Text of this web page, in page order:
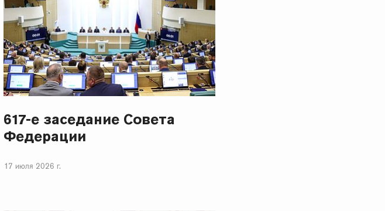
617-е заседание Совета
Федерации
17 июля 2026 г.